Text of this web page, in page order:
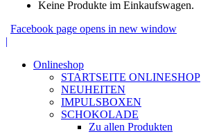
Keine Produkte im Einkaufswagen.
Facebook page opens in new window
|
Onlineshop
STARTSEITE ONLINESHOP
NEUHEITEN
IMPULSBOXEN
SCHOKOLADE
Zu allen Produkten